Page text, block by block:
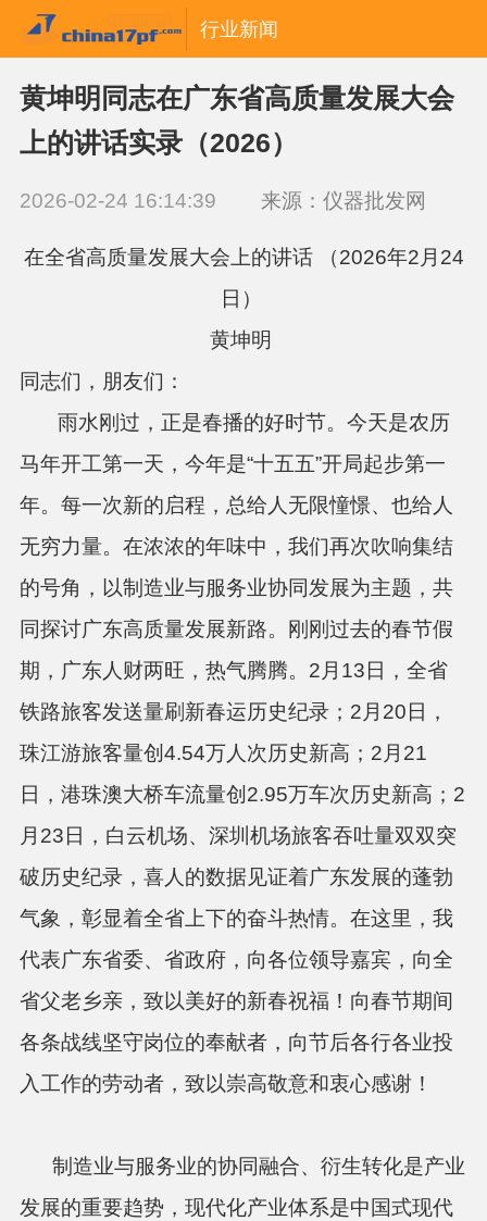
行业新闻
黄坤明同志在广东省高质量发展大会
上的讲话实录（2026）
2026-02-24 16:14:39 来源：仪器批发网
在全省高质量发展大会上的讲话 （2026年2月24
日）
黄坤明
同志们，朋友们：
雨水刚过，正是春播的好时节。今天是农历
马年开工第一天，今年是“十五五”开局起步第一
年。每一次新的启程，总给人无限憧憬、也给人
无穷力量。在浓浓的年味中，我们再次吹响集结
的号角，以制造业与服务业协同发展为主题，共
同探讨广东高质量发展新路。刚刚过去的春节假
期，广东人财两旺，热气腾腾。2月13日，全省
铁路旅客发送量刷新春运历史纪录；2月20日，
珠江游旅客量创4.54万人次历史新高；2月21
日，港珠澳大桥车流量创2.95万车次历史新高；2
月23日，白云机场、深圳机场旅客吞吐量双双突
破历史纪录，喜人的数据见证着广东发展的蓬勃
气象，彰显着全省上下的奋斗热情。在这里，我
代表广东省委、省政府，向各位领导嘉宾，向全
省父老乡亲，致以美好的新春祝福！向春节期间
各条战线坚守岗位的奉献者，向节后各行各业投
入工作的劳动者，致以崇高敬意和衷心感谢！
制造业与服务业的协同融合、衍生转化是产业
发展的重要趋势，现代化产业体系是中国式现代